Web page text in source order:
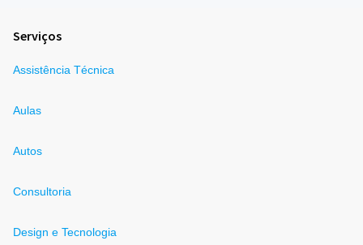
Serviços
Assistência Técnica
Aulas
Autos
Consultoria
Design e Tecnologia